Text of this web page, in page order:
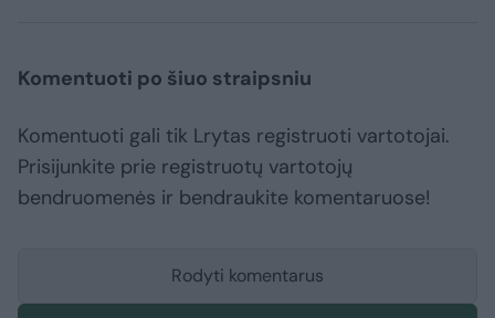
Komentuoti po šiuo straipsniu
Komentuoti gali tik Lrytas registruoti vartotojai.
Prisijunkite prie registruotų vartotojų
bendruomenės ir bendraukite komentaruose!
Rodyti komentarus